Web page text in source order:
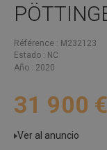
Référence
M232123
Estado
NC
Año
2020
31 900 €
Ver al anuncio